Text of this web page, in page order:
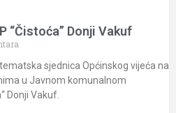
“Čistoća” Donji Vakuf
sjednica Općinskog vijeća na
u Javnom komunalnom
Donji Vakuf.